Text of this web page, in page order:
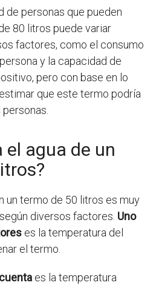
de personas que pueden
80 litros puede variar
factores, como el consumo
y la capacidad de
pero con base en lo
que este termo podría
el agua de un
un termo de 50 litros es muy
diversos factores. Uno
es la temperatura del
el termo.
es la temperatura